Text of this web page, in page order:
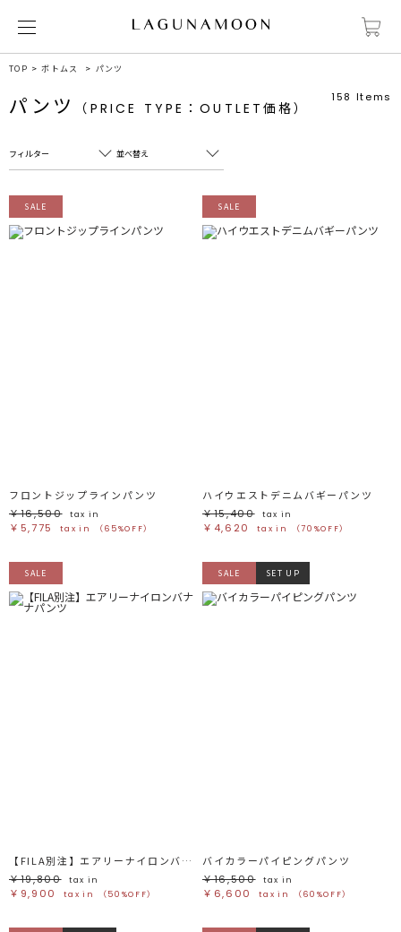
TOP ボトムス パンツ
パンツ （PRICE TYPE：OUTLET価格）
158 Items
フィルター
フリーワード
レッド
ピンク ピンク
ミックス ミックス
この条件で絞り込む
並べ替え
売れ筋順
新着順
SALE
フロントジップラインパンツ
￥16,500
tax in
￥5,775 tax in （65%OFF）
SALE
ハイウエストデニムバギーパンツ
￥15,400
tax in
￥4,620 tax in （70%OFF）
SALE
【FILA別注】エアリーナイロンバナナパンツ
￥19,800
tax in
￥9,900 tax in （50%OFF）
SALE SET UP
バイカラーパイピングパンツ
￥16,500
tax in
￥6,600 tax in （60%OFF）